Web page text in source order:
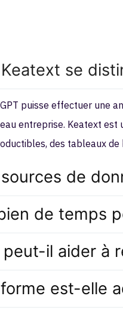
se
puisse effectuer une
entreprise. Keatext est
des tableaux
de
de temps
il aider à
est-elle